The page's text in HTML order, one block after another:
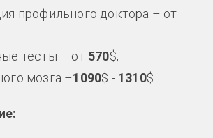
профильного доктора – от
тесты – от 570$;
мозга –1090$ - 1310$.